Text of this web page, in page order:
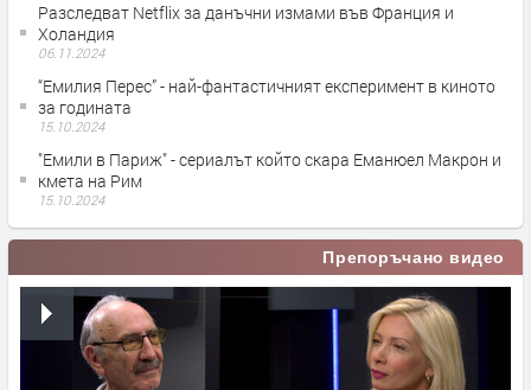
Разследват Netflix за данъчни измами във Франция и
Холандия
06.11.2024
“Емилия Перес” - най-фантастичният експеримент в киното
за годината
15.10.2024
"Емили в Париж" - сериалът който скара Еманюел Макрон и
кмета на Рим
15.10.2024
Препоръчано видео